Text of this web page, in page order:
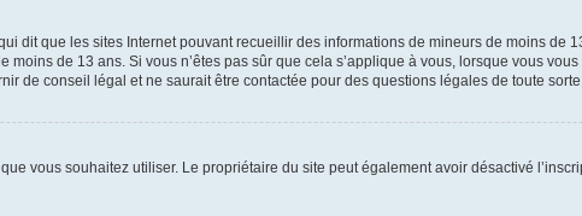
dit que les sites Internet pouvant recueillir des informations de mineurs de moins de
de 13 ans. Si vous n’êtes pas sûr que cela s’applique à vous, lorsque vous
de conseil légal et ne saurait être contactée pour des questions légales de toute
vous souhaitez utiliser. Le propriétaire du site peut également avoir désactivé